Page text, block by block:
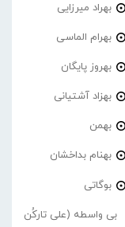
بهراد میرزایی
بهرام الماسی
بهروز پایگان
بهزاد آشتیانی
بهمن
بهنام بداخشان
بوگاتی
بی واسطه (علی تارکُن